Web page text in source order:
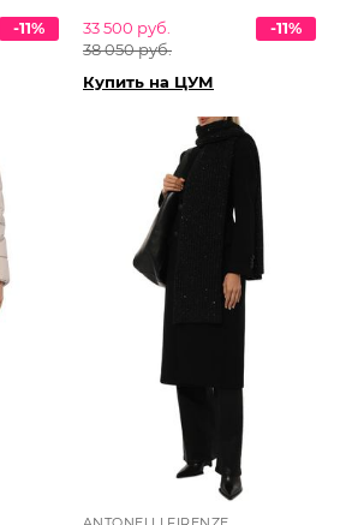
-11%
33 500 руб.
38 050 руб.
-11%
Купить на ЦУМ